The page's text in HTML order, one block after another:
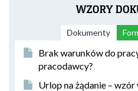
WZORY
Dokumenty
Brak warunków do
pracodawcy?
Urlop na żądanie –